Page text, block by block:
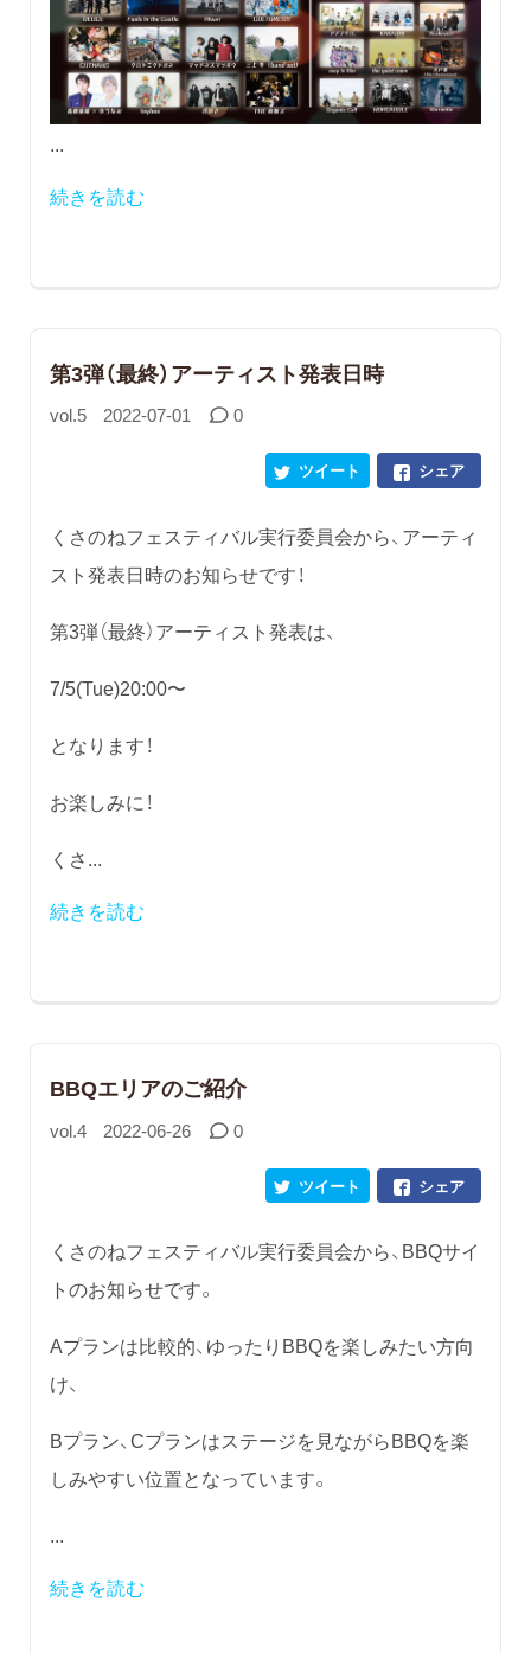
...
続きを読む
第3弾（最終）アーティスト発表日時
vol.5 2022-07-01 0
シェア
ツイート
くさのねフェスティバル実行委員会から、アーティ
スト発表日時のお知らせです！
第3弾（最終）アーティスト発表は、
7/5(Tue)20:00〜
となります！
お楽しみに！
くさ...
続きを読む
BBQエリアのご紹介
vol.4 2022-06-26 0
シェア
ツイート
くさのねフェスティバル実行委員会から、BBQサイ
トのお知らせです。
Aプランは比較的、ゆったりBBQを楽しみたい方向
け、
Bプラン、Cプランはステージを見ながらBBQを楽
しみやすい位置となっています。
...
続きを読む